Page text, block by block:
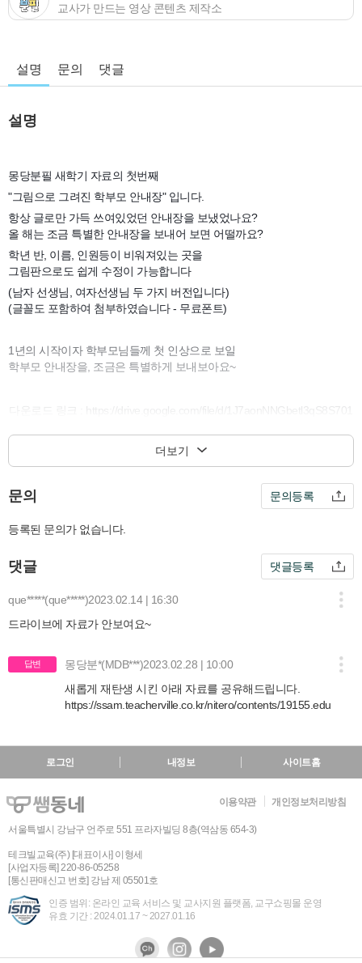
교사가 만드는 영상 콘텐츠 제작소
설명 문의 댓글
설명
몽당분필 새학기 자료의 첫번째
"그림으로 그려진 학부모 안내장" 입니다.
항상 글로만 가득 쓰여있었던 안내장을 보냈었나요?
올 해는 조금 특별한 안내장을 보내어 보면 어떨까요?
학년 반, 이름, 인원등이 비워져있는 곳을
그림판으로도 쉽게 수정이 가능합니다
(남자 선생님, 여자선생님 두 가지 버전입니다)
(글꼴도 포함하여 첨부하였습니다 - 무료폰트)
1년의 시작이자 학부모님들께 첫 인상으로 보일
학부모 안내장을, 조금은 특별하게 보내보아요~
다운로드 링크 : https://drive.google.com/file/d/1J7aonNNGbetl3qS8S701
*새학기에 필요한 다양한 자료가 업로드 예정입니다.
더보기
문의 문의등록
등록된 문의가 없습니다.
댓글 댓글등록
que*****(que*****)2023.02.14 | 16:30
드라이브에 자료가 안보여요~
답변 몽당분*(MDB***)2023.02.28 | 10:00
새롭게 재탄생 시킨 아래 자료를 공유해드립니다.
https://ssam.teacherville.co.kr/nitero/contents/19155.edu
로그인 내정보 사이트홈
이용약관 개인정보처리방침
서울특별시 강남구 언주로 551 프라자빌딩 8층(역삼동 654-3)
테크빌교육(주) [대표이사] 이형세
[사업자등록] 220-86-05258
[통신판매신고 번호] 강남 제 05501호
인증 범위: 온라인 교육 서비스 및 교사지원 플랫폼, 교구쇼핑몰 운영
유효 기간 : 2024.01.17 ~ 2027.01.16